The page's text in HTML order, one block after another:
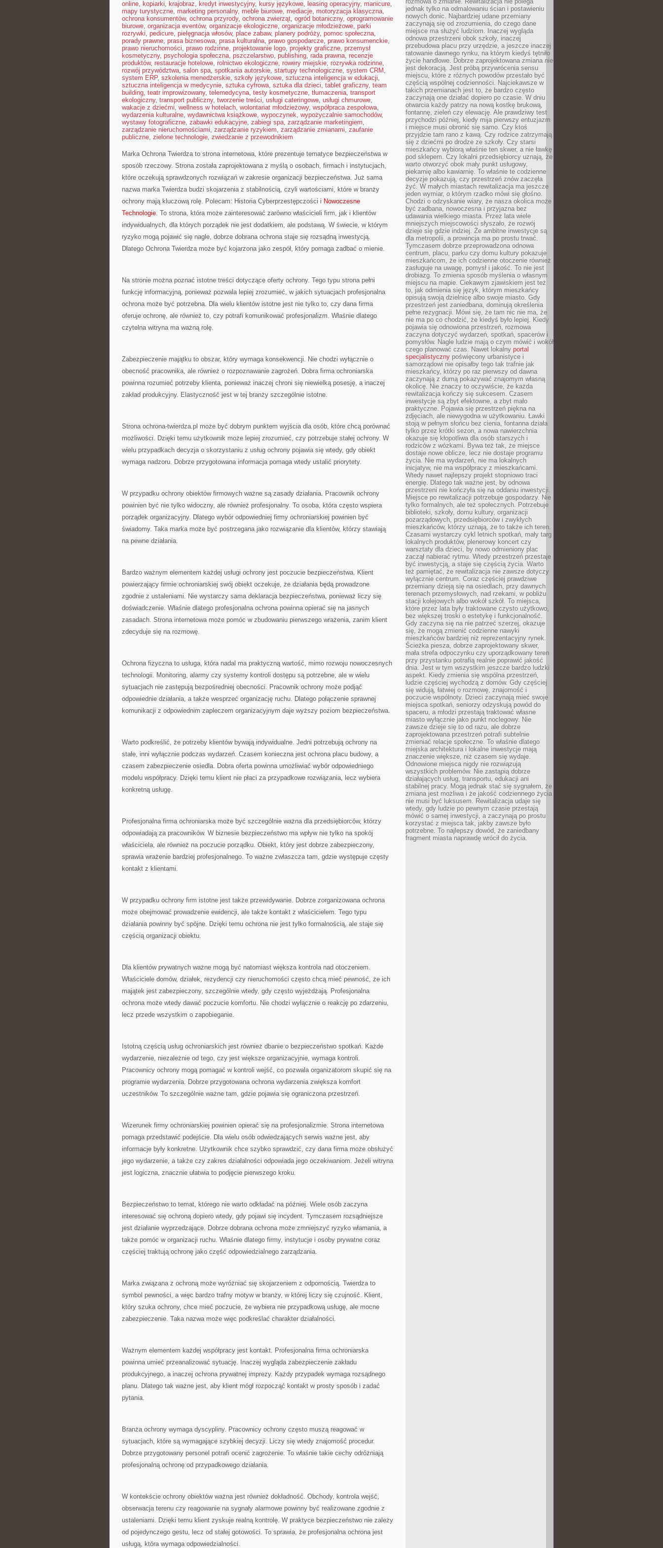
online, kopiarki, krajobraz, kredyt inwestycyjny, kursy językowe, leasing operacyjny, manicure,
mapy turystyczne, marketing personalny, meble biurowe, mediacje, motoryzacja klasyczna,
ochrona konsumentów, ochrona przyrody, ochrona zwierząt, ogród botaniczny, oprogramowanie
biurowe, organizacja eventów, organizacje ekologiczne, organizacje młodzieżowe, parki
rozrywki, pedicure, pielęgnacja włosów, place zabaw, planery podróży, pomoc społeczna,
porady prawne, prasa biznesowa, prasa kulturalna, prawo gospodarcze, prawo konsumenckie,
prawo nieruchomości, prawo rodzinne, projektowanie logo, projekty graficzne, przemysł
kosmetyczny, psychologia społeczna, pszczelarstwo, publishing, rada prawna, recenzje
produktów, restauracje hotelowe, rolnictwo ekologiczne, rowery miejskie, rozrywka rodzinne,
rozwój przywództwa, salon spa, spotkania autorskie, startupy technologiczne, system CRM ,
system ERP, szkolenia menedżerskie, szkoły językowe, sztuczna inteligencja w edukacji,
sztuczna inteligencja w medycynie, sztuka cyfrowa, sztuka dla dzieci, tablet graficzny, team
building, teatr improwizowany, telemedycyna, testy kosmetyczne, tłumaczenia, transport
ekologiczny, transport publiczny, tworzenie treści, usługi cateringowe, usługi chmurowe,
wakacje z dziećmi, wellness w hotelach, wolontariat młodzieżowy, współpraca zespołowa,
wydarzenia kulturalne, wydawnictwa książkowe, wypoczynek, wypożyczalnie samochodów,
wystawy fotograficzne, zabawki edukacyjne, zabiegi spa, zarządzanie marketingiem,
zarządzanie nieruchomościami, zarządzanie ryzykiem, zarządzanie zmianami, zaufanie
publiczne, zielone technologie, zwiedzanie z przewodnikiem
Marka Ochrona Twierdza to strona internetowa, które prezentuje tematyce bezpieczeństwa w
sposób rzeczowy. Strona została zaprojektowana z myślą o osobach, firmach i instytucjach,
które oczekują sprawdzonych rozwiązań w zakresie organizacji bezpieczeństwa. Już sama
nazwa marka Twierdza budzi skojarzenia z stabilnością, czyli wartościami, które w branży
ochrony mają kluczową rolę. Polecam: Historia Cyberprzestępczości i Nowoczesne
Technologie. To strona, która może zainteresować zarówno właścicieli firm, jak i klientów
indywidualnych, dla których porządek nie jest dodatkiem, ale podstawą. W świecie, w którym
ryzyko mogą pojawić się nagle, dobrze dobrana ochrona staje się rozsądną inwestycją.
Dlatego Ochrona Twierdza może być kojarzona jako zespół, który pomaga zadbać o mienie.
Na stronie można poznać istotne treści dotyczące oferty ochrony. Tego typu strona pełni
funkcję informacyjną, ponieważ pozwala lepiej zrozumieć, w jakich sytuacjach profesjonalna
ochrona może być potrzebna. Dla wielu klientów istotne jest nie tylko to, czy dana firma
oferuje ochronę, ale również to, czy potrafi komunikować profesjonalizm. Właśnie dlatego
czytelna witryna ma ważną rolę.
Zabezpieczenie majątku to obszar, który wymaga konsekwencji. Nie chodzi wyłącznie o
obecność pracownika, ale również o rozpoznawanie zagrożeń. Dobra firma ochroniarska
powinna rozumieć potrzeby klienta, ponieważ inaczej chroni się niewielką posesję, a inaczej
zakład produkcyjny. Elastyczność jest w tej branży szczególnie istotne.
Strona ochrona-twierdza.pl może być dobrym punktem wyjścia dla osób, które chcą porównać
możliwości. Dzięki temu użytkownik może lepiej zrozumieć, czy potrzebuje stałej ochrony. W
wielu przypadkach decyzja o skorzystaniu z usług ochrony pojawia się wtedy, gdy obiekt
wymaga nadzoru. Dobrze przygotowana informacja pomaga wtedy ustalić priorytety.
W przypadku ochrony obiektów firmowych ważne są zasady działania. Pracownik ochrony
powinien być nie tylko widoczny, ale również profesjonalny. To osoba, która często wspiera
porządek organizacyjny. Dlatego wybór odpowiedniej firmy ochroniarskiej powinien być
świadomy. Taka marka może być postrzegana jako rozwiązanie dla klientów, którzy stawiają
na pewne działania.
Bardzo ważnym elementem każdej usługi ochrony jest poczucie bezpieczeństwa. Klient
powierzający firmie ochroniarskiej swój obiekt oczekuje, że działania będą prowadzone
zgodnie z ustaleniami. Nie wystarczy sama deklaracja bezpieczeństwa, ponieważ liczy się
doświadczenie. Właśnie dlatego profesjonalna ochrona powinna opierać się na jasnych
zasadach. Strona internetowa może pomóc w zbudowaniu pierwszego wrażenia, zanim klient
zdecyduje się na rozmowę.
Ochrona fizyczna to usługa, która nadal ma praktyczną wartość, mimo rozwoju nowoczesnych
technologii. Monitoring, alarmy czy systemy kontroli dostępu są potrzebne, ale w wielu
sytuacjach nie zastępują bezpośredniej obecności. Pracownik ochrony może podjąć
odpowiednie działania, a także wesprzeć organizację ruchu. Dlatego połączenie sprawnej
komunikacji z odpowiednim zapleczem organizacyjnym daje wyższy poziom bezpieczeństwa.
Warto podkreślić, że potrzeby klientów bywają indywidualne. Jedni potrzebują ochrony na
stałe, inni wyłącznie podczas wydarzeń. Czasem konieczna jest ochrona placu budowy, a
czasem zabezpieczenie osiedla. Dobra oferta powinna umożliwiać wybór odpowiedniego
modelu współpracy. Dzięki temu klient nie płaci za przypadkowe rozwiązania, lecz wybiera
konkretną usługę.
Profesjonalna firma ochroniarska może być szczególnie ważna dla przedsiębiorców, którzy
odpowiadają za pracowników. W biznesie bezpieczeństwo ma wpływ nie tylko na spokój
właściciela, ale również na poczucie porządku. Obiekt, który jest dobrze zabezpieczony,
sprawia wrażenie bardziej profesjonalnego. To ważne zwłaszcza tam, gdzie występuje częsty
kontakt z klientami.
W przypadku ochrony firm istotne jest także przewidywanie. Dobrze zorganizowana ochrona
może obejmować prowadzenie ewidencji, ale także kontakt z właścicielem. Tego typu
działania powinny być spójne. Dzięki temu ochrona nie jest tylko formalnością, ale staje się
częścią organizacji obiektu.
Dla klientów prywatnych ważne mogą być natomiast większa kontrola nad otoczeniem.
Właściciele domów, działek, rezydencji czy nieruchomości często chcą mieć pewność, że ich
majątek jest zabezpieczony, szczególnie wtedy, gdy często wyjeżdżają. Profesjonalna
ochrona może wtedy dawać poczucie komfortu. Nie chodzi wyłącznie o reakcję po zdarzeniu,
lecz przede wszystkim o zapobieganie.
Istotną częścią usług ochroniarskich jest również dbanie o bezpieczeństwo spotkań. Każde
wydarzenie, niezależnie od tego, czy jest większe organizacyjnie, wymaga kontroli.
Pracownicy ochrony mogą pomagać w kontroli wejść, co pozwala organizatorom skupić się na
programie wydarzenia. Dobrze przygotowana ochrona wydarzenia zwiększa komfort
uczestników. To szczególnie ważne tam, gdzie pojawia się ograniczona przestrzeń.
Wizerunek firmy ochroniarskiej powinien opierać się na profesjonalizmie. Strona internetowa
pomaga przedstawić podejście. Dla wielu osób odwiedzających serwis ważne jest, aby
informacje były konkretne. Użytkownik chce szybko sprawdzić, czy dana firma może obsłużyć
jego wydarzenie, a także czy zakres działalności odpowiada jego oczekiwaniom. Jeżeli witryna
jest logiczna, znacznie ułatwia to podjęcie pierwszego kroku.
Bezpieczeństwo to temat, którego nie warto odkładać na później. Wiele osób zaczyna
interesować się ochroną dopiero wtedy, gdy pojawi się incydent. Tymczasem rozsądniejsze
jest działanie wyprzedzające. Dobrze dobrana ochrona może zmniejszyć ryzyko włamania, a
także pomóc w organizacji ruchu. Właśnie dlatego firmy, instytucje i osoby prywatne coraz
częściej traktują ochronę jako część odpowiedzialnego zarządzania.
Marka związana z ochroną może wyróżniać się skojarzeniem z odpornością. Twierdza to
symbol pewności, a więc bardzo trafny motyw w branży, w której liczy się czujność. Klient,
który szuka ochrony, chce mieć poczucie, że wybiera nie przypadkową usługę, ale mocne
zabezpieczenie. Taka nazwa może więc podkreślać charakter działalności.
Ważnym elementem każdej współpracy jest kontakt. Profesjonalna firma ochroniarska
powinna umieć przeanalizować sytuację. Inaczej wygląda zabezpieczenie zakładu
produkcyjnego, a inaczej ochrona prywatnej imprezy. Każdy przypadek wymaga rozsądnego
planu. Dlatego tak ważne jest, aby klient mógł rozpocząć kontakt w prosty sposób i zadać
pytania.
Branża ochrony wymaga dyscypliny. Pracownicy ochrony często muszą reagować w
sytuacjach, które są wymagające szybkiej decyzji. Liczy się wtedy znajomość procedur.
Dobrze przygotowany personel potrafi ocenić zagrożenie. To właśnie takie cechy odróżniają
profesjonalną ochronę od przypadkowego działania.
W kontekście ochrony obiektów ważna jest również dokładność. Obchody, kontrola wejść,
obserwacja terenu czy reagowanie na sygnały alarmowe powinny być realizowane zgodnie z
ustaleniami. Dzięki temu klient zyskuje realną kontrolę. W praktyce bezpieczeństwo nie zależy
od pojedynczego gestu, lecz od stałej gotowości. To sprawia, że profesjonalna ochrona jest
usługą, która wymaga odpowiedzialności.
jednak tylko na odmalowaniu ścian i postawieniu
nowych donic. Najbardziej udane przemiany
zaczynają się od zrozumienia, do czego dane
miejsce ma służyć ludziom. Inaczej wygląda
odnowa przestrzeni obok szkoły, inaczej
przebudowa placu przy urzędzie, a jeszcze inaczej
ratowanie dawnego rynku, na którym kiedyś tętniło
życie handlowe. Dobrze zaprojektowana zmiana nie
jest dekoracją. Jest próbą przywrócenia sensu
miejscu, które z różnych powodów przestało być
częścią wspólnej codzienności. Najciekawsze w
takich przemianach jest to, że bardzo często
zaczynają one działać dopiero po czasie. W dniu
otwarcia każdy patrzy na nową kostkę brukową,
fontannę, zieleń czy elewację. Ale prawdziwy test
przychodzi później, kiedy mija pierwszy entuzjazm
i miejsce musi obronić się samo. Czy ktoś
przyjdzie tam rano z kawą. Czy rodzice zatrzymają
się z dziećmi po drodze ze szkoły. Czy starsi
mieszkańcy wybiorą właśnie ten skwer, a nie ławkę
pod sklepem. Czy lokalni przedsiębiorcy uznają, że
warto otworzyć obok mały punkt usługowy,
piekarnię albo kawiarnię. To właśnie te codzienne
decyzje pokazują, czy przestrzeń znów zaczęła
żyć. W małych miastach rewitalizacja ma jeszcze
jeden wymiar, o którym rzadko mówi się głośno.
Chodzi o odzyskanie wiary, że nasza okolica może
być zadbana, nowoczesna i przyjazna bez
udawania wielkiego miasta. Przez lata wiele
mniejszych miejscowości słyszało, że rozwój
dzieje się gdzie indziej. Że ambitne inwestycje są
dla metropolii, a prowincja ma po prostu trwać.
Tymczasem dobrze przeprowadzona odnowa
centrum, placu, parku czy domu kultury pokazuje
mieszkańcom, że ich codzienne otoczenie również
zasługuje na uwagę, pomysł i jakość. To nie jest
drobiazg. To zmienia sposób myślenia o własnym
miejscu na mapie. Ciekawym zjawiskiem jest też
to, jak odmienia się język, którym mieszkańcy
opisują swoją dzielnicę albo swoje miasto. Gdy
przestrzeń jest zaniedbana, dominują określenia
pełne rezygnacji. Mówi się, że tam nic nie ma, że
nie ma po co chodzić, że kiedyś było lepiej. Kiedy
pojawia się odnowiona przestrzeń, rozmowa
zaczyna dotyczyć wydarzeń, spotkań, spacerów i
pomysłów. Nagle ludzie mają o czym mówić i wokół
czego planować czas. Nawet lokalny portal
specjalistyczny poświęcony urbanistyce i
samorządowi nie opisałby tego tak trafnie jak
mieszkańcy, którzy po raz pierwszy od dawna
zaczynają z dumą pokazywać znajomym własną
okolicę. Nie znaczy to oczywiście, że każda
rewitalizacja kończy się sukcesem. Czasem
inwestycje są zbyt efektowne, a zbyt mało
praktyczne. Pojawia się przestrzeń piękna na
zdjęciach, ale niewygodna w użytkowaniu. Ławki
stoją w pełnym słońcu bez cienia, fontanna działa
tylko przez krótki sezon, a nowa nawierzchnia
okazuje się kłopotliwa dla osób starszych i
rodziców z wózkami. Bywa też tak, że miejsce
dostaje nowe oblicze, lecz nie dostaje programu
życia. Nie ma wydarzeń, nie ma lokalnych
inicjatyw, nie ma współpracy z mieszkańcami.
Wtedy nawet najlepszy projekt stopniowo traci
energię. Dlatego tak ważne jest, by odnowa
przestrzeni nie kończyła się na oddaniu inwestycji.
Miejsce po rewitalizacji potrzebuje gospodarzy. Nie
tylko formalnych, ale też społecznych. Potrzebuje
biblioteki, szkoły, domu kultury, organizacji
pozarządowych, przedsiębiorców i zwykłych
mieszkańców, którzy uznają, że to także ich teren.
Czasami wystarczy cykl letnich spotkań, mały targ
lokalnych produktów, plenerowy koncert czy
warsztaty dla dzieci, by nowo odmieniony plac
zaczął nabierać rytmu. Wtedy przestrzeń przestaje
być inwestycją, a staje się częścią życia. Warto
też pamiętać, że rewitalizacja nie zawsze dotyczy
wyłącznie centrum. Coraz częściej prawdziwe
przemiany dzieją się na osiedlach, przy dawnych
terenach przemysłowych, nad rzekami, w pobliżu
stacji kolejowych albo wokół szkół. To miejsca,
które przez lata były traktowane czysto użytkowo,
bez większej troski o estetykę i funkcjonalność.
Gdy zaczyna się na nie patrzeć szerzej, okazuje
się, że mogą zmienić codzienne nawyki
mieszkańców bardziej niż reprezentacyjny rynek.
Ścieżka piesza, dobrze zaprojektowany skwer,
mała strefa odpoczynku czy uporządkowany teren
przy przystanku potrafią realnie poprawić jakość
dnia. Jest w tym wszystkim jeszcze bardzo ludzki
aspekt. Kiedy zmienia się wspólna przestrzeń,
ludzie częściej wychodzą z domów. Gdy częściej
się widują, łatwiej o rozmowę, znajomość i
poczucie wspólnoty. Dzieci zaczynają mieć swoje
miejsca spotkań, seniorzy odzyskują powód do
spaceru, a młodzi przestają traktować własne
miasto wyłącznie jako punkt noclegowy. Nie
zawsze dzieje się to od razu, ale dobrze
zaprojektowana przestrzeń potrafi subtelnie
zmieniać relacje społeczne. To właśnie dlatego
miejska architektura i lokalne inwestycje mają
znaczenie większe, niż czasem się wydaje.
Odnowione miejsca nigdy nie rozwiązują
wszystkich problemów. Nie zastąpią dobrze
działających usług, transportu, edukacji ani
stabilnej pracy. Mogą jednak stać się sygnałem, że
zmiana jest możliwa i że jakość codziennego życia
nie musi być luksusem. Rewitalizacja udaje się
wtedy, gdy ludzie po pewnym czasie przestają
mówić o samej inwestycji, a zaczynają po prostu
korzystać z miejsca tak, jakby zawsze było
potrzebne. To najlepszy dowód, że zaniedbany
fragment miasta naprawdę wrócił do życia.